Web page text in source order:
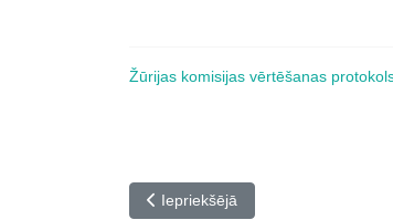
Žūrijas komisijas vērtēšanas
Iepriekšējais raksts: II Latvijas
Iepriekšējā